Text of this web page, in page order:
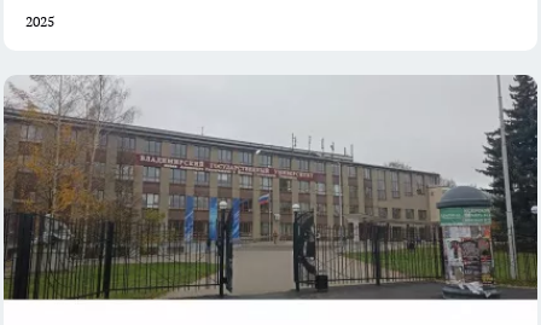
2025